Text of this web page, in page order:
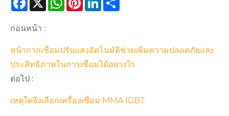
ก่อนหน้า :
หน้ากากเชื่อมปรับแสงอัตโนมัติช่วยเพิ่มความปลอดภัยและ
ประสิทธิภาพในการเชื่อมได้อย่างไร
ต่อไป :
เหตุใดจึงเลือกเครื่องเชื่อม MMA IGBT